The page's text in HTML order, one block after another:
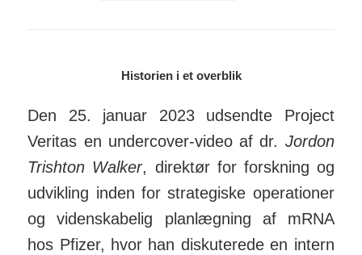
Historien i et overblik
Den 25. januar 2023 udsendte Project
Veritas en under­cover-video af dr. Jordon
Trishton Walker, di­rektør for forsk­ning og
ud­vikling inden for stra­te­giske ope­ra­tioner
og viden­ska­belig plan­lægning af mRNA
hos Pfizer, hvor han dis­ku­terede en intern